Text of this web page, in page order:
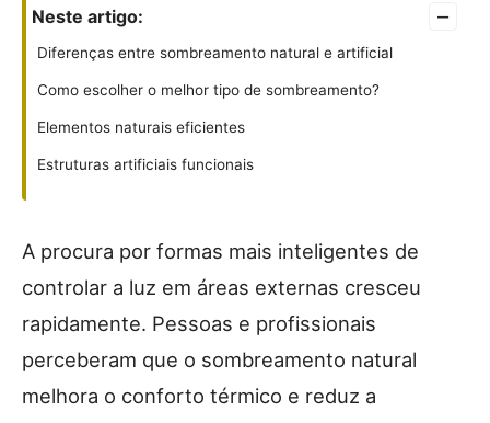
Neste artigo: –
Diferenças entre sombreamento natural e artificial
Como escolher o melhor tipo de sombreamento?
Elementos naturais eficientes
Estruturas artificiais funcionais
A procura por formas mais inteligentes de
controlar a luz em áreas externas cresceu
rapidamente. Pessoas e profissionais
perceberam que o sombreamento natural
melhora o conforto térmico e reduz a